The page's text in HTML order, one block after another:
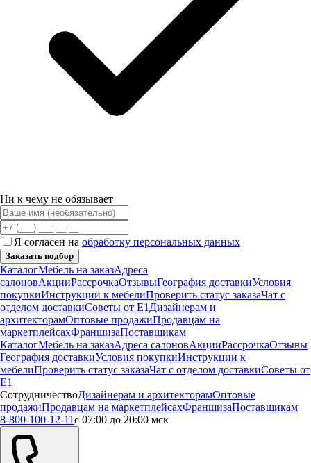
Ни к чему не обязывает
Я согласен на обработку персональных данных
Заказать подбор
КаталогМебель на заказАдреса
салоновАкцииРассрочкаОтзывыГеография доставкиУсловия
покупкиИнструкции к мебелиПроверить статус заказаЧат с
отделом доставкиСоветы от Е1 Дизайнерам и
архитекторамОптовые продажиПродавцам на
маркетплейсахФраншизаПоставщикам
КаталогМебель на заказАдреса салоновАкцииРассрочкаОтзывы
География доставкиУсловия покупкиИнструкции к
мебелиПроверить статус заказаЧат с отделом доставкиСоветы от
Е1
СотрудничествоДизайнерам и архитекторамОптовые
продажиПродавцам на маркетплейсахФраншизаПоставщикам
8-800-100-12-11с 07:00 до 20:00 мск